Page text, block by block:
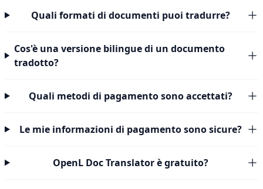
Quali formati di documenti puoi tradurre?
Cos'è una versione bilingue di un documento
tradotto?
Quali metodi di pagamento sono accettati?
Le mie informazioni di pagamento sono sicure?
OpenL Doc Translator è gratuito?